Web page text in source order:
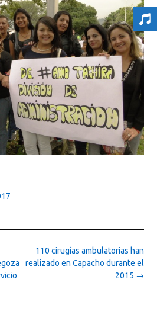
110 cirugías ambulatorias han
realizado en Capacho durante el
2015 →